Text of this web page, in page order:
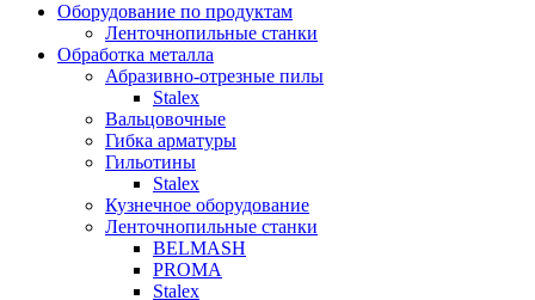
Оборудование по продуктам
Ленточнопильные станки
Обработка металла
Абразивно-отрезные пилы
Stalex
Вальцовочные
Гибка арматуры
Гильотины
Stalex
Кузнечное оборудование
Ленточнопильные станки
BELMASH
PROMA
Stalex